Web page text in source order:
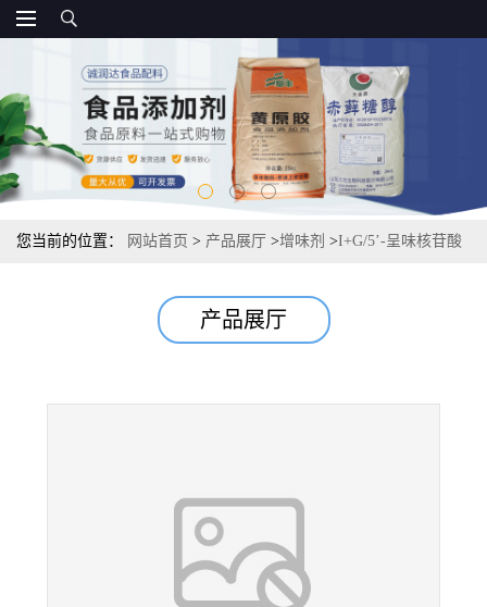
您当前的位置： 网站首页 > 产品展厅 >增味剂 >I+G/5’-呈味核苷酸
产品展厅